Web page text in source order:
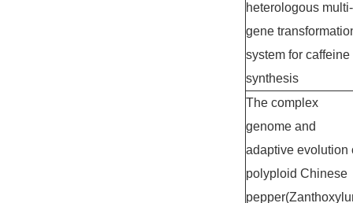
heterologous multi-
gene
system for caffeine
synthesis
The complex
genome and
adaptive evolution
polyploid Chinese